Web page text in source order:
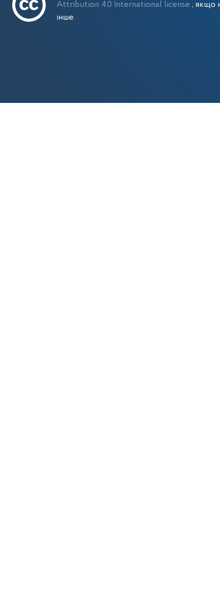
Attribution 4.0 International license , якщо
інше.